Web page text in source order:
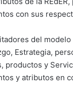
con sus
del modelo
Estrategia,
productos y
y atributos en